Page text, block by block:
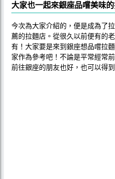
大家也一起來銀座品嚐美味的
今次為大家介紹的，便是成為了
薦的拉麵店。從很久以前便有的
有！大家要是來到銀座想品嚐拉
家作為參考吧！不論是平常經常
前往銀座的朋友也好，也可以得到